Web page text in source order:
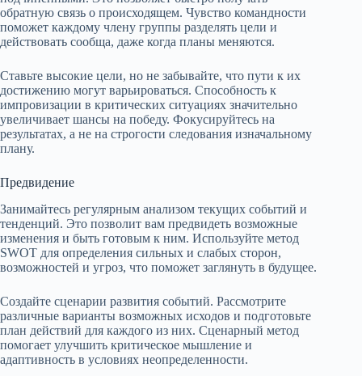
обратную связь о происходящем. Чувство командности
поможет каждому члену группы разделять цели и
действовать сообща, даже когда планы меняются.
Ставьте высокие цели, но не забывайте, что пути к их
достижению могут варьироваться. Способность к
импровизации в критических ситуациях значительно
увеличивает шансы на победу. Фокусируйтесь на
результатах, а не на строгости следования изначальному
плану.
Предвидение
Занимайтесь регулярным анализом текущих событий и
тенденций. Это позволит вам предвидеть возможные
изменения и быть готовым к ним. Используйте метод
SWOT для определения сильных и слабых сторон,
возможностей и угроз, что поможет заглянуть в будущее.
Создайте сценарии развития событий. Рассмотрите
различные варианты возможных исходов и подготовьте
план действий для каждого из них. Сценарный метод
помогает улучшить критическое мышление и
адаптивность в условиях неопределенности.